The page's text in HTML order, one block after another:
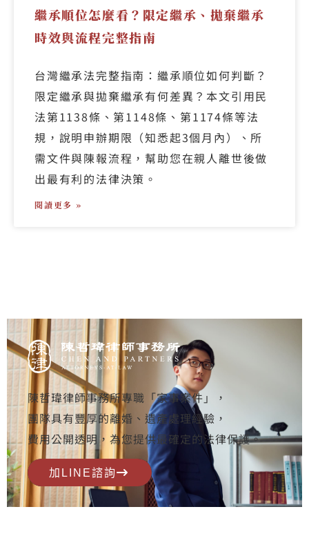
繼承順位怎麼看？限定繼承、拋棄繼承
時效與流程完整指南
台灣繼承法完整指南：繼承順位如何判斷？
限定繼承與拋棄繼承有何差異？本文引用民
法第1138條、第1148條、第1174條等法
規，說明申辦期限（知悉起3個月內）、所
需文件與陳報流程，幫助您在親人離世後做
出最有利的法律決策。
閱讀更多 »
陳哲瑋律師事務所專職「家事案件」，
團隊具有豐厚的離婚、遺產處理經驗，
費用公開透明，為您提供最確定的法律保護。
加LINE諮詢